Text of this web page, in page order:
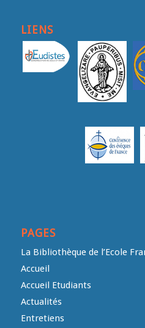
LIENS
PAGES
La Bibliothèque de l’Ecole
Accueil
Accueil Etudiants
Actualités
Entretiens